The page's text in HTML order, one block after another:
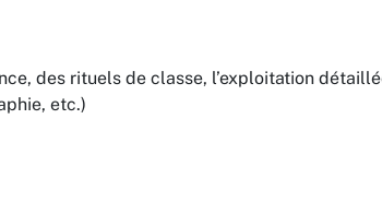
des rituels de classe, l’exploitation
etc.)